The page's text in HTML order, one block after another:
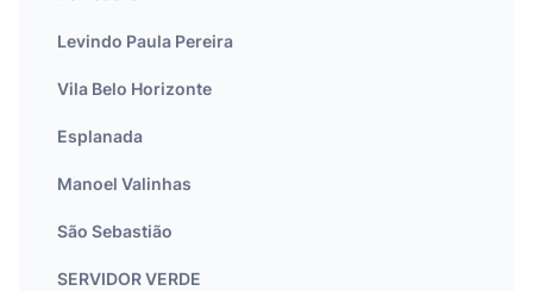
Levindo Paula Pereira
Vila Belo Horizonte
Esplanada
Manoel Valinhas
São Sebastião
SERVIDOR VERDE